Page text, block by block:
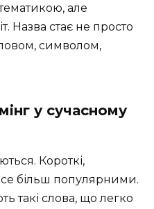
але
Назва стає не просто
символом,
у сучасному
Короткі,
більш популярними.
такі слова, що легко